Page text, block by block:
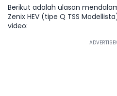
Berikut adalah ulasan
Zenix HEV (tipe Q TSS
video: